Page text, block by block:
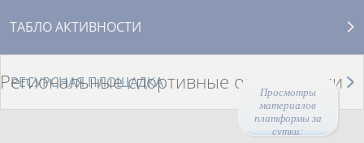
Просмотры
материалов
платформы за
сутки:
ТАБЛО АКТИВНОСТИ
РЕСУРСНАЯ ПЛОЩАДКА
Региональные спортивные организации